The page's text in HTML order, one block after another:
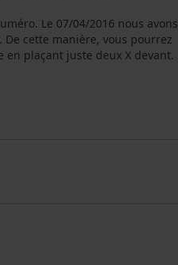
Le 07/04/2016 nous avons
cette manière, vous pourrez
plaçant juste deux X devant.